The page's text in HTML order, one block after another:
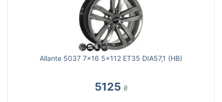
Allante 5037 7x16 5x112 ET35 DIA57,1 (HB)
5125 ₴